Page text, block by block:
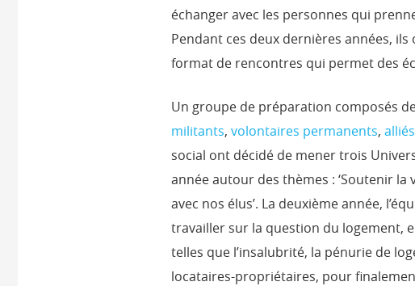
échanger avec les personnes qui
Pendant ces deux dernières années,
format de rencontres qui permet des
Un groupe de préparation composés
militants,volontaires permanents,alliés
social ont décidé de mener trois
année autour des thèmes : ‘Soutenir la
avec nos élus’. La deuxième année,
travailler sur la question du logement,
telles que l’insalubrité, la pénurie de
locataires-propriétaires, pour